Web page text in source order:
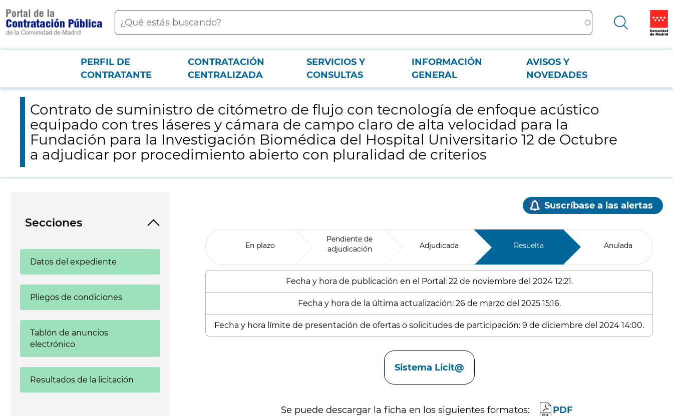
contenido
principal
Buscar
Menú PCON
PERFIL DE
CONTRATANTE
CONTRATACIÓN
CENTRALIZADA
SERVICIOS Y
CONSULTAS
INFORMACIÓN
GENERAL
AVISOS Y
NOVEDADES
Contrato de suministro de citómetro de flujo con tecnología de enfoque acústico equipado con tres láseres y cámara de campo claro de alta velocidad para la Fundación para la Investigación Biomédica del
Hospital Universitario 12 de Octubre a adjudicar por procedimiento abierto con pluralidad de criterios
Contrato de suministro de citómetro de flujo con tecnología de enfoque acústico
equipado con tres láseres y cámara de campo claro de alta velocidad para la
Fundación para la Investigación Biomédica del Hospital Universitario 12 de Octubre
a adjudicar por procedimiento abierto con pluralidad de criterios
Secciones
Datos del expediente
Pliegos de condiciones
Tablón de anuncios
electrónico
Resultados de la licitación
Suscríbase a las alertas
En plazo
Pendiente de
adjudicación
Adjudicada Resuelta Anulada
Fecha y hora de publicación en el Portal: 22 de noviembre del 2024 12:21.
Fecha y hora de la última actualización: 26 de marzo del 2025 15:16.
Fecha y hora límite de presentación de ofertas o solicitudes de participación: 9 de diciembre del 2024 14:00.
Sistema Licit@
Se puede descargar la ficha en los siguientes formatos: PDF